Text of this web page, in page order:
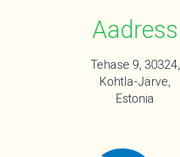
Aadress
Tehase 9, 30324,
Kohtla-Järve,
Estonia